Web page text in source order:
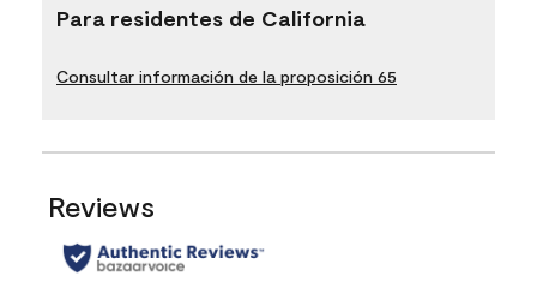
Para residentes de California
Consultar información de la proposición 65
Reviews